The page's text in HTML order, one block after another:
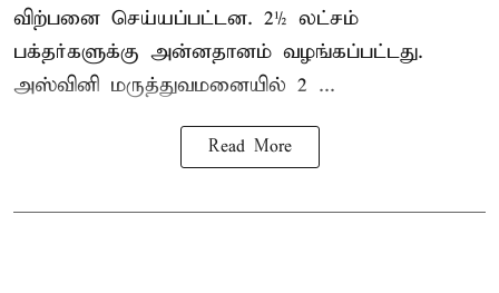
விற்பனை செய்யப்பட்டன. 2½ லட்சம்
பக்தர்களுக்கு அன்னதானம் வழங்கப்பட்டது.
அஸ்வினி மருத்துவமனையில் 2 ...
Read More